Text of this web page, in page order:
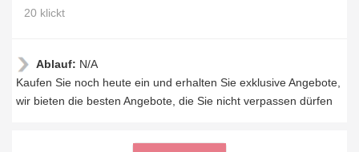
20 klickt
Ablauf: N/A
Kaufen Sie noch heute ein und erhalten Sie exklusive Angebote,
wir bieten die besten Angebote, die Sie nicht verpassen dürfen